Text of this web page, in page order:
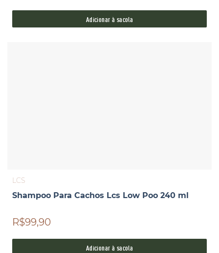
Adicionar à sacola
LCS
Shampoo Para Cachos Lcs Low Poo 240 ml
R$99,90
Adicionar à sacola